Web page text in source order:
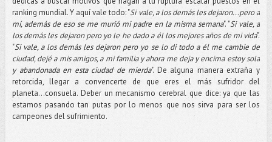
ranking mundial. Y aquí vale todo: "Si vale, a los demás les dejaron...pero a
mí, además de eso se me murió mi padre en la misma semana". "Si vale, a
los demás les dejaron pero yo le he dado a él los mejores años de mi vida".
"Si vale, a los demás les dejaron pero yo se lo di todo a él me cambie de
ciudad, dejé a mis amigos, a mi familia y ahora me deja y encima estoy sola
y abandonada en esta ciudad de mierda". De alguna manera extraña y
retorcida, llegar a convencerte de que eres el más sufridor del
planeta...consuela. Deber un mecanismo cerebral que dice: ya que las
estamos pasando tan putas por lo menos que nos sirva para ser los
campeones del sufrimiento.